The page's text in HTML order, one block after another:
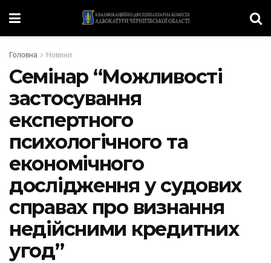
Головна Новини
Семінар “Можливості
застосування
експертного
психологічного та
економічного
дослідження у судових
справах про визнання
недійсними кредитних
угод”